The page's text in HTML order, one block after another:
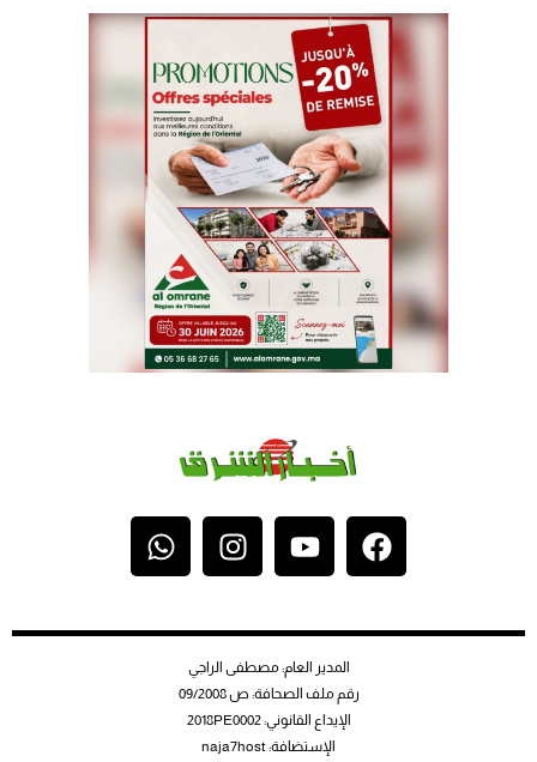
المدير العام: مصطفى الراجي
رقم ملف الصحافة: ص 09/2008
الإيداع القانوني: 2018PE0002
الإستضافة: naja7host